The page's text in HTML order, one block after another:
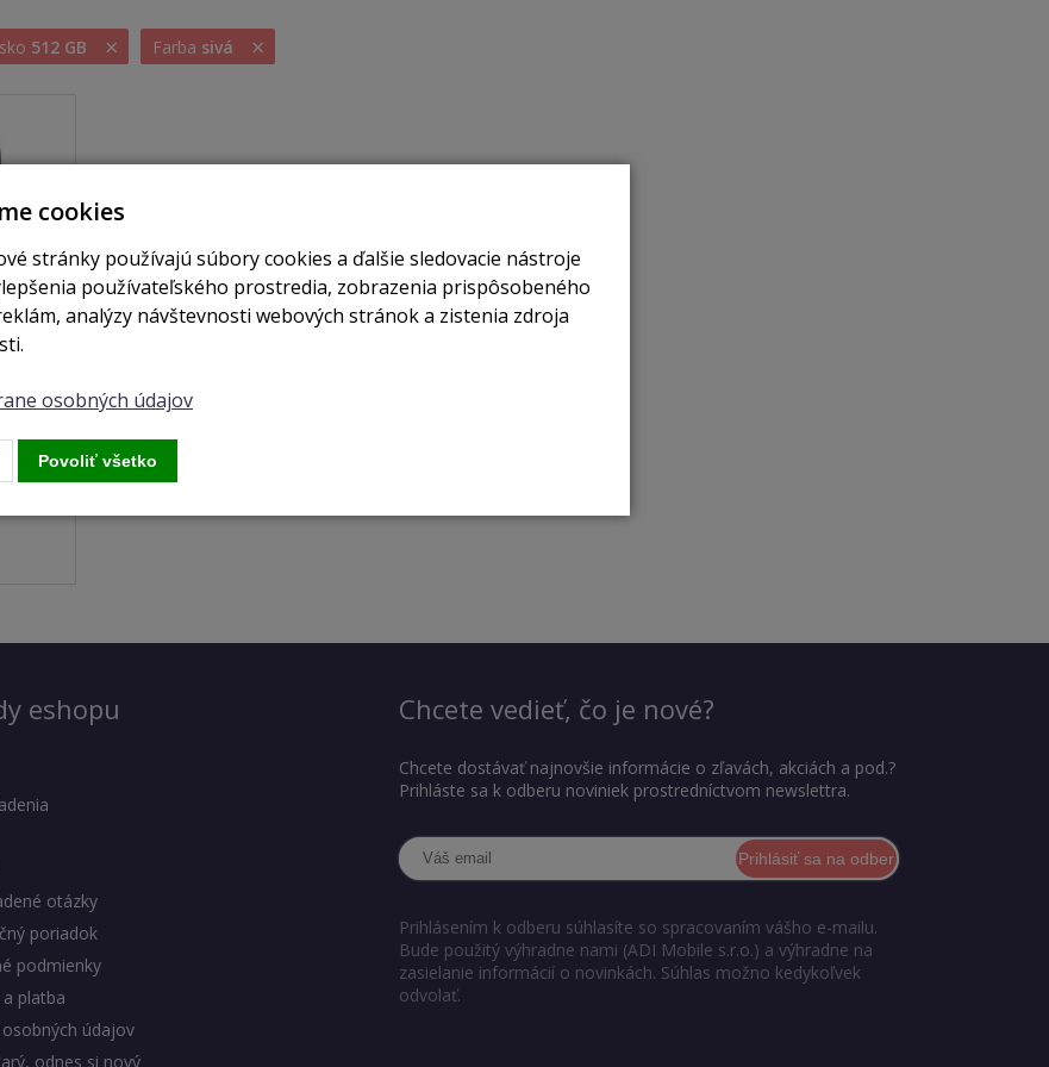
512 GB × Farba sivá ×
eshopu
otázky
poriadok
podmienky
platba
údajov
odnes si nový
Chcete vedieť, čo je nové?
Chcete dostávať najnovšie informácie o zľavách, akciách a pod.?
Prihláste sa k odberu noviniek prostredníctvom newslettra.
Prihlásiť sa na odber
Prihlásením k odberu súhlasíte so spracovaním vášho e-mailu.
Bude použitý výhradne nami (ADI Mobile s.r.o.) a výhradne na
zasielanie informácií o novinkách. Súhlas možno kedykoľvek
odvolať.
cookies
stránky používajú súbory cookies a ďalšie sledovacie nástroje
používateľského prostredia, zobrazenia prispôsobeného
analýzy návštevnosti webových stránok a zistenia zdroja
osobných údajov
Povoliť všetko